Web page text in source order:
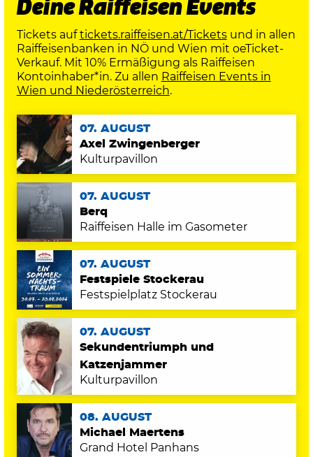
Deine Raiffeisen Events
Tickets auftickets.raiffeisen.at/Ticketsund in allen
Raiffeisenbanken in NÖ und Wien mit oeTicket-
Verkauf. Mit 10% Ermäßigung als Raiffeisen
Kontoinhaber*in. Zu allen Raiffeisen Events in
Wien und Niederösterreich.
07. AUGUST
Axel Zwingenberger
Kulturpavillon
07. AUGUST
Berq
Raiffeisen Halle im Gasometer
07. AUGUST
Festspiele Stockerau
Festspielplatz Stockerau
07. AUGUST
Sekundentriumph und
Katzenjammer
Kulturpavillon
08. AUGUST
Michael Maertens
Grand Hotel Panhans